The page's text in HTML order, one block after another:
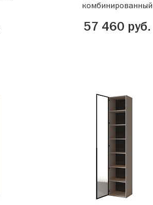
комбинированный
57 460 руб.